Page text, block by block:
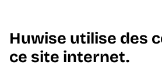
Huwise utilise des
ce site internet.